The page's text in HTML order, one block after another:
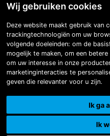
Offerte configurator
Projecten
|
3D tour
Wij gebruiken cookies
Deze website maakt gebruik van
trackingtechnologiën om uw
volgende doeleinden: om de
mogelijk te maken, om een
om uw interesse in onze
marketinginteracties te
geven die relevanter voor u zijn.
Ik ga
Ik